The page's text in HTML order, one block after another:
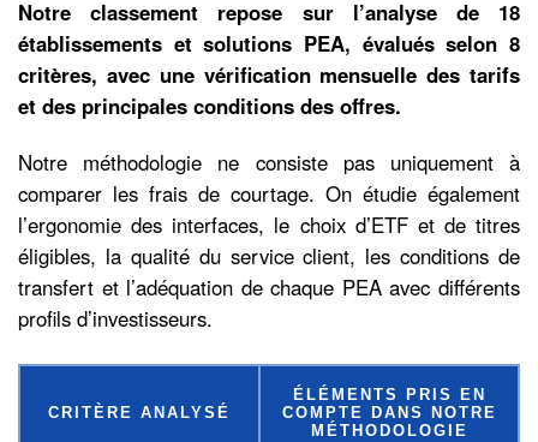
Notre classement repose sur l’analyse de 18
établissements et solutions PEA, évalués selon 8
critères, avec une vérification mensuelle des tarifs
et des principales conditions des offres.
Notre méthodologie ne consiste pas uniquement à
comparer les frais de courtage. On étudie également
l’ergonomie des interfaces, le choix d’ETF et de titres
éligibles, la qualité du service client, les conditions de
transfert et l’adéquation de chaque PEA avec différents
profils d’investisseurs.
CRITÈRE ANALYSÉ
ÉLÉMENTS PRIS EN
COMPTE DANS NOTRE
MÉTHODOLOGIE